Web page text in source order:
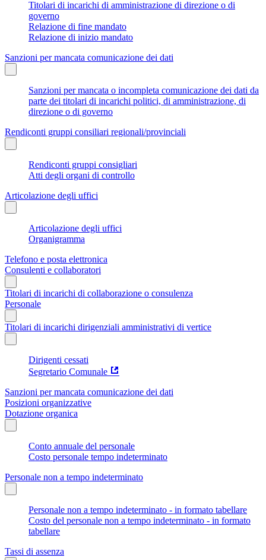
Titolari di incarichi di amministrazione di direzione o di
governo
Relazione di fine mandato
Relazione di inizio mandato
Sanzioni per mancata comunicazione dei dati
Sanzioni per mancata o incompleta comunicazione dei dati da
parte dei titolari di incarichi politici, di amministrazione, di
direzione o di governo
Rendiconti gruppi consiliari regionali/provinciali
Rendiconti gruppi consigliari
Atti degli organi di controllo
Articolazione degli uffici
Articolazione degli uffici
Organigramma
Telefono e posta elettronica
Consulenti e collaboratori
Titolari di incarichi di collaborazione o consulenza
Personale
Titolari di incarichi dirigenziali amministrativi di vertice
Dirigenti cessati
Segretario Comunale
Sanzioni per mancata comunicazione dei dati
Posizioni organizzative
Dotazione organica
Conto annuale del personale
Costo personale tempo indeterminato
Personale non a tempo indeterminato
Personale non a tempo indeterminato - in formato tabellare
Costo del personale non a tempo indeterminato - in formato
tabellare
Tassi di assenza